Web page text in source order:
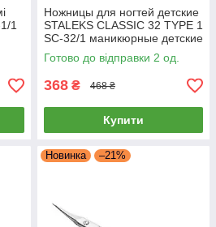
1
Ножницы для ногтей детские
STALEKS CLASSIC 32 TYPE 1
SC-32/1 маникюрные детские
ножницы инструмент Сталекс
Готово до відправки 2 од.
368 ₴ 468 ₴
Купити
Новинка –21%